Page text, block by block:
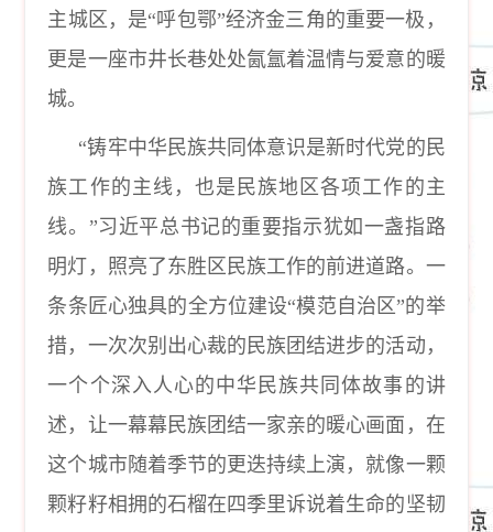
主城区，是“呼包鄂”经济金三角的重要一极，
更是一座市井长巷处处氤氲着温情与爱意的暖
城。
“铸牢中华民族共同体意识是新时代党的民
族工作的主线，也是民族地区各项工作的主
线。”习近平总书记的重要指示犹如一盏指路
明灯，照亮了东胜区民族工作的前进道路。一
条条匠心独具的全方位建设“模范自治区”的举
措，一次次别出心裁的民族团结进步的活动，
一个个深入人心的中华民族共同体故事的讲
述，让一幕幕民族团结一家亲的暖心画面，在
这个城市随着季节的更迭持续上演，就像一颗
颗籽籽相拥的石榴在四季里诉说着生命的坚韧